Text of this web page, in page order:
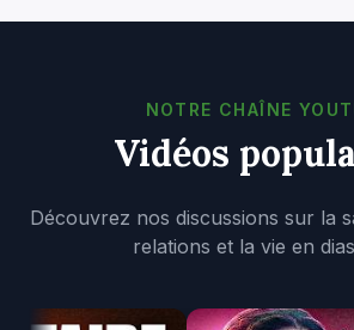
NOTRE CHAÎNE
Vidéos
Découvrez nos discussions sur la
relations et la vie en